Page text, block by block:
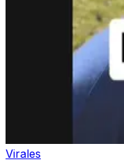
Virales